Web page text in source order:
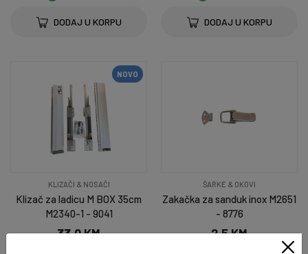
DODAJ U KORPU DODAJ U KORPU
NOVO
KLIZAČI & NOSAČI
Klizač za ladicu M BOX 35cm
M2340-1 - 9041
33.0 KM
ŠARKE & OKOVI
Zakačka za sanduk inox M2651
- 8776
2.5 KM